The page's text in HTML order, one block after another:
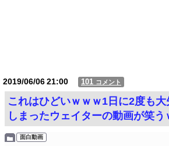
2019/06/0621:00 101 コメント
これはひどいｗｗｗ1日に2度も
しまったウェイターの動画が笑う
面白動画